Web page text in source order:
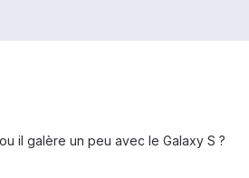
il galère un peu avec le Galaxy S ?